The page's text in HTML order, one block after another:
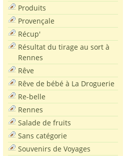
Produits
Provençale
Récup'
Résultat du tirage au sort à
Rennes
Rêve
Rêve de bébé à La Droguerie
Re-belle
Rennes
Salade de fruits
Sans catégorie
Souvenirs de Voyages